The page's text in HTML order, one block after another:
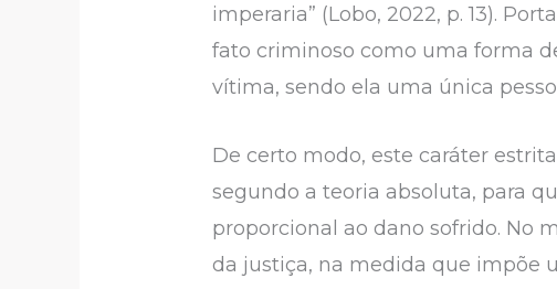
imperaria” (Lobo, 2022, p. 13).
fato criminoso como uma forma
vítima, sendo ela uma única
De certo modo, este caráter
segundo a teoria absoluta, para
proporcional ao dano sofrido. No
da justiça, na medida que impõe